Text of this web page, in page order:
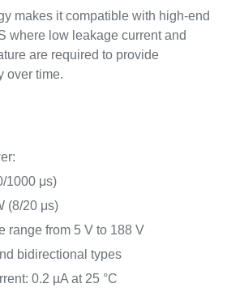
makes it compatible with high-end
where low leakage current and
are required to provide
over time.
1000 μs)
(8/20 μs)
range from 5 V to 188 V
bidirectional types
0.2 µA at 25 °C